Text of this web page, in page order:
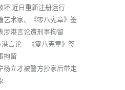
坏 近日重新注册运行
艺术家、《零八宪章》签
涉港言论遭刑事拘留
港言论 《零八宪章》签
拘留
杨立才被警方抄家后带走